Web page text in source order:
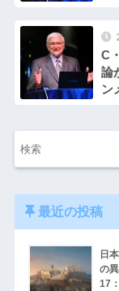
C
論
ン
最近の投稿
日
の
17